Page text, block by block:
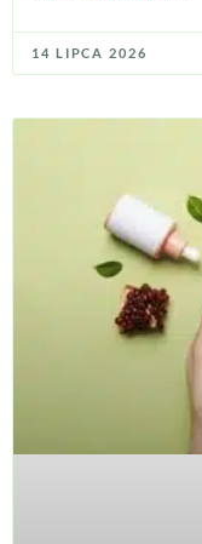
14 LIPCA 2026